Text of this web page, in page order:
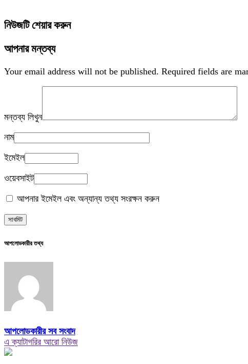
নিউজটি শেয়ার করুন
আপনার মন্তব্য
Your email address will not be published. Required fields are
মন্তব্য লিখুন
নাম
ইমেইল
ওয়েবসাইট
আপনার ইমেইল এবং অন্যান্য তথ্য সংরক্ষন করুন
আপলোডকারীর তথ্য
আপলোডকারীর সব সংবাদ
এ ক্যাটাগরির আরো নিউজ